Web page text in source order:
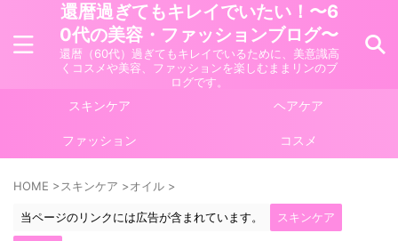
還暦過ぎてもキレイでいたい！〜6
0代の美容・ファッションブログ〜
還暦（60代）過ぎてもキレイでいるために、美意識高
くコスメや美容、ファッションを楽しむままリンのブ
ログです。
スキンケア ヘアケア
ファッション コスメ
HOME >スキンケア >オイル >
当ページのリンクには広告が含まれています。 スキンケア